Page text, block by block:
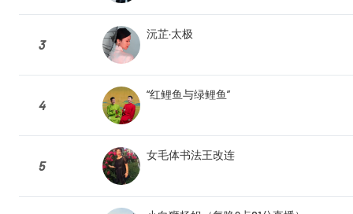
3
沅芷·太极
4
“红鲤鱼与绿鲤鱼”
5
女毛体书法王改连